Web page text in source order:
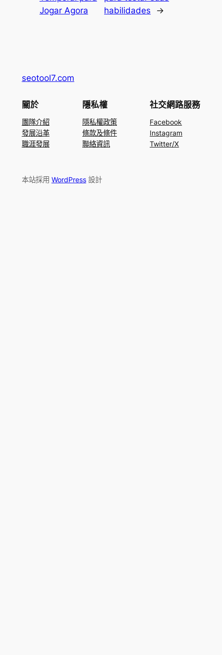
Jogar Agora
habilidades
→
seotool7.com
關於
團隊介紹
發展沿革
職涯發展
隱私權
隱私權政策
條款及條件
聯絡資訊
社交網路服務
Facebook
Instagram
Twitter/X
本站採用 WordPress設計